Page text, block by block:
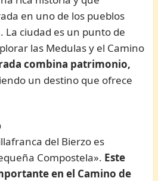
en uno de los pueblos
La ciudad es un punto de
las Medulas y el Camino
combina patrimonio,
un destino que ofrece
del Bierzo es
Compostela». Este
en el Camino de